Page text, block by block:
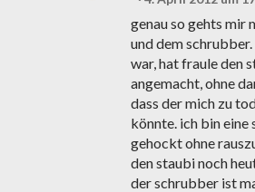
genau so gehts mir
und dem
war, hat fraule den
angemacht, ohne
dass der mich zu
könnte. ich bin eine
gehockt ohne
den staubi noch
der schrubber ist